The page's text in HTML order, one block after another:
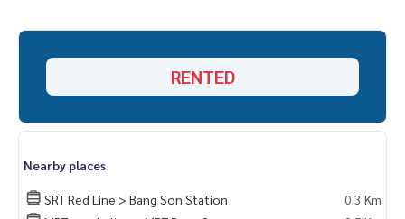
RENTED
Nearby places
SRT Red Line > Bang Son Station
0.3 Km